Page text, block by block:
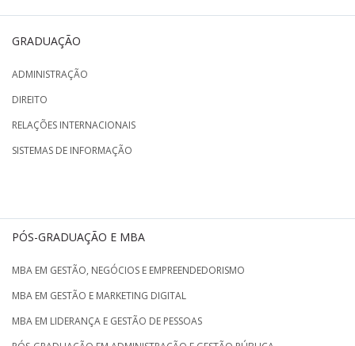
GRADUAÇÃO
ADMINISTRAÇÃO
DIREITO
RELAÇÕES INTERNACIONAIS
SISTEMAS DE INFORMAÇÃO
PÓS-GRADUAÇÃO E MBA
MBA EM GESTÃO, NEGÓCIOS E EMPREENDEDORISMO
MBA EM GESTÃO E MARKETING DIGITAL
MBA EM LIDERANÇA E GESTÃO DE PESSOAS